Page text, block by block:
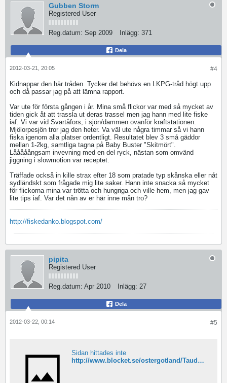
Gubben Storm
Registered User
Reg.datum: Sep 2009 Inlägg: 371
Dela
#4
2012-03-21, 20:05
Kidnappar den här tråden. Tycker det behövs en LKPG-tråd högt upp
och då passar jag på att lämna rapport.
Var ute för första gången i år. Mina små flickor var med så mycket av
tiden gick åt att trassla ut deras trassel men jag hann med lite fiske
iaf. Vi var vid Svartåfors, i sjön/dammen ovanför kraftstationen.
Mjölorpesjön tror jag den heter. Va väl ute några timmar så vi hann
fiska igenom alla platser ordentligt. Resultatet blev 3 små gäddor
mellan 1-2kg, samtliga tagna på Baby Buster "Skitmört".
Lååååångsam invevning med en del ryck, nästan som omvänd
jiggning i slowmotion var receptet.
Träffade också in kille strax efter 18 som pratade typ skånska eller nåt
sydländskt som frågade mig lite saker. Hann inte snacka så mycket
för flickorna mina var trötta och hungriga och ville hem, men jag gav
lite tips iaf. Var det nån av er här inne mån tro?
http://fiskedanko.blogspot.com/
pipita
Registered User
Reg.datum: Apr 2010 Inlägg: 27
Dela
#5
2012-03-22, 00:14
Sidan hittades inte
http://www.blocket.se/ostergotland/Tauda_435___Mercury_9_9hk___elmotor_mm_38993193.htm?ca=14&w=1&last=1